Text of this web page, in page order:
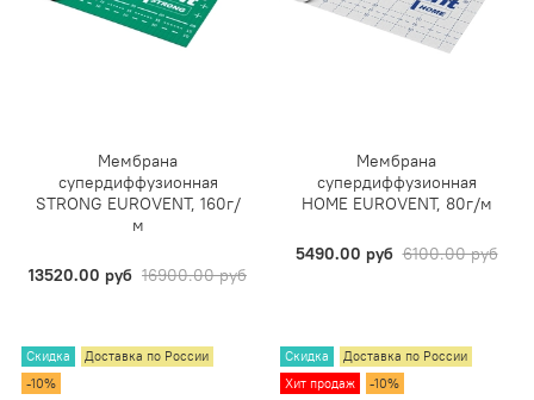
Мембрана
супердиффузионная
STRONG EUROVENT, 160г/
м
13520.00 руб 16900.00 руб
Мембрана
супердиффузионная
HOME EUROVENT, 80г/м
5490.00 руб 6100.00 руб
Скидка
Доставка по России
-10%
Скидка
Доставка по России
Хит продаж
-10%